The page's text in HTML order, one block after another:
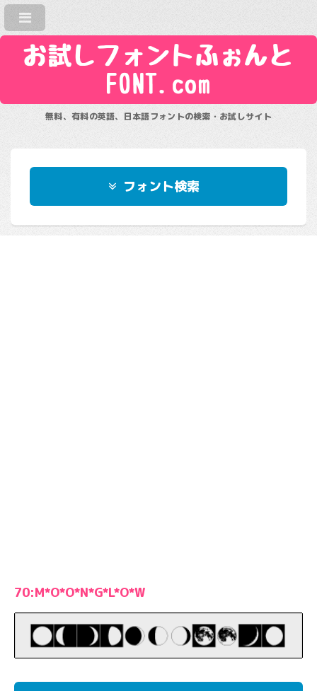
お試しフォントふぉんと
FONT.com
無料、有料の英語、日本語フォントの検索・お試しサイト
フォント検索
70:M*O*O*N*G*L*O*W